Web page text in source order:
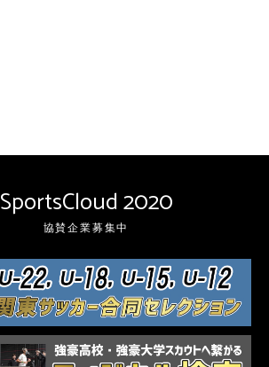
SportsCloud 2020
協賛企業募集中